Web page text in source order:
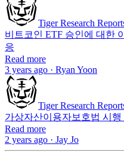
Tiger Research
비트코인 ETF 승인에 대한
응
Read more
3 years ago · Ryan Yoon
Tiger Research
가상자산이용자보호법 시
Read more
2 years ago · Jay Jo